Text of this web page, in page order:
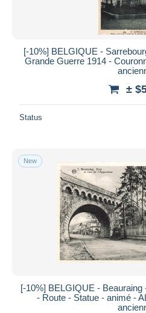
[-10%] BELGIQUE -
Grande Guerre 1914 -
±
Status
New
[-10%] BELGIQUE - Beauraing
- Route - Statue - animé -